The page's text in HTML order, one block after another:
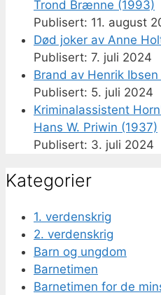
Trond Brænne (1993)
11. august
Død joker av Anne
7. juli 2024
Brand av Henrik
5. juli 2024
Kriminalassistent
Hans W. Priwin (1937)
3. juli 2024
Kategorier
1. verdenskrig
2. verdenskrig
Barn og ungdom
Barnetimen
Barnetimen for de